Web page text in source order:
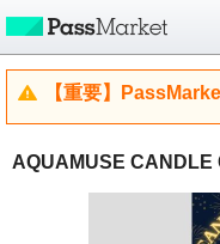
【重要】
AQUAMUSE CANDLE